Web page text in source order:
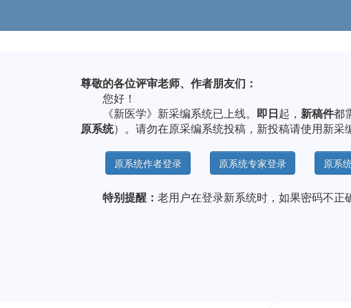
尊敬的各位评审老师、作者朋友们：
您好！
《新医学》新采编系统已上线。 即日起， 新稿件都
原系统）。请勿在原采编系统投稿，新投稿请使用新采
原系统作者登录 原系统专家登录 原系
特别提醒： 老用户在登录新系统时，如果密码不正
《新医学
2025年